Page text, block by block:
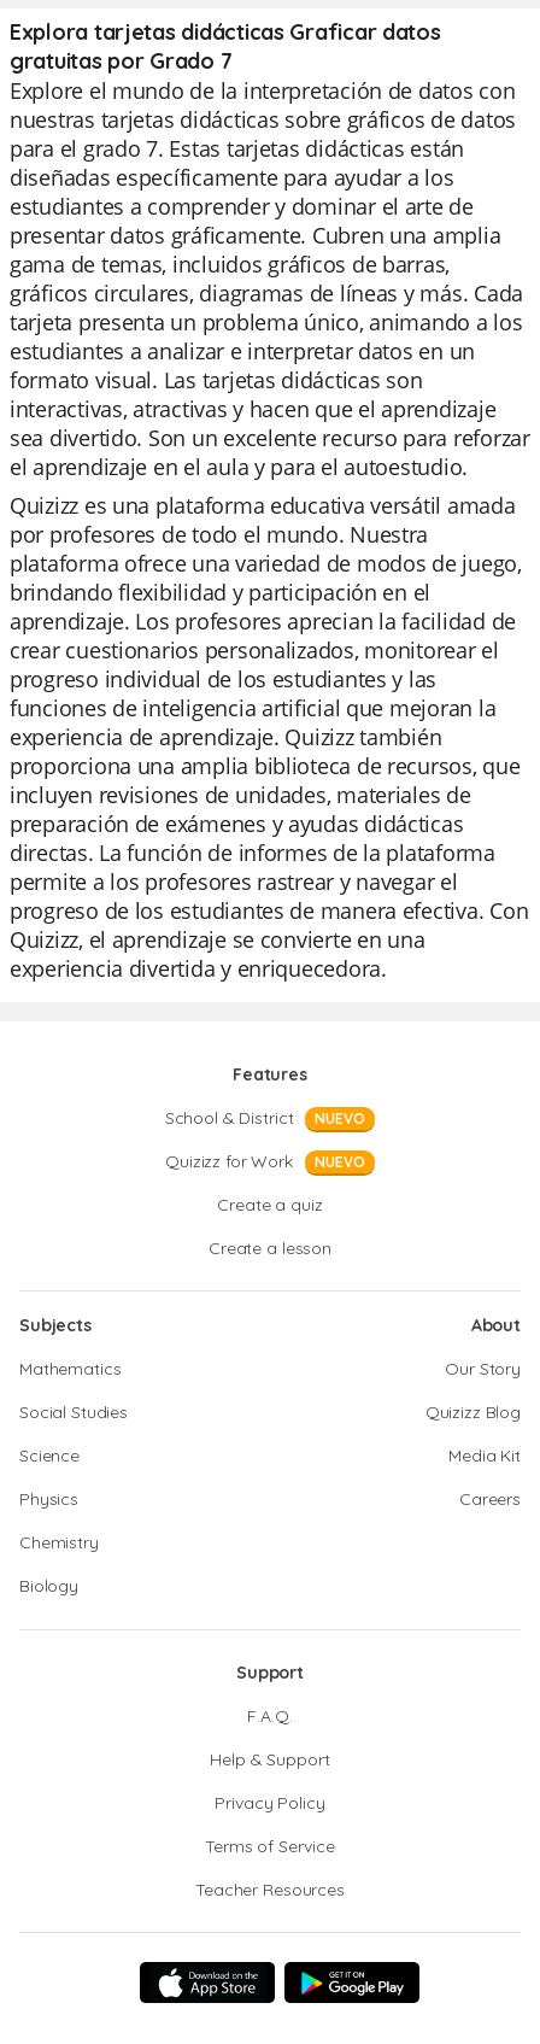
Explora tarjetas didácticas Graficar datos
gratuitas por Grado 7
Explore el mundo de la interpretación de datos con
nuestras tarjetas didácticas sobre gráficos de datos
para el grado 7. Estas tarjetas didácticas están
diseñadas específicamente para ayudar a los
estudiantes a comprender y dominar el arte de
presentar datos gráficamente. Cubren una amplia
gama de temas, incluidos gráficos de barras,
gráficos circulares, diagramas de líneas y más. Cada
tarjeta presenta un problema único, animando a los
estudiantes a analizar e interpretar datos en un
formato visual. Las tarjetas didácticas son
interactivas, atractivas y hacen que el aprendizaje
sea divertido. Son un excelente recurso para reforzar
el aprendizaje en el aula y para el autoestudio.
Quizizz es una plataforma educativa versátil amada
por profesores de todo el mundo. Nuestra
plataforma ofrece una variedad de modos de juego,
brindando flexibilidad y participación en el
aprendizaje. Los profesores aprecian la facilidad de
crear cuestionarios personalizados, monitorear el
progreso individual de los estudiantes y las
funciones de inteligencia artificial que mejoran la
experiencia de aprendizaje. Quizizz también
proporciona una amplia biblioteca de recursos, que
incluyen revisiones de unidades, materiales de
preparación de exámenes y ayudas didácticas
directas. La función de informes de la plataforma
permite a los profesores rastrear y navegar el
progreso de los estudiantes de manera efectiva. Con
Quizizz, el aprendizaje se convierte en una
experiencia divertida y enriquecedora.
Features
School & District
NUEVO
Quizizz for Work NUEVO
Create a quiz
Create a lesson
Subjects
Mathematics
Social Studies
Science
Physics
Chemistry
Biology
About
Our Story
Quizizz Blog
Media Kit
Careers
Support
F.A.Q.
Help & Support
Privacy Policy
Terms of Service
Teacher Resources